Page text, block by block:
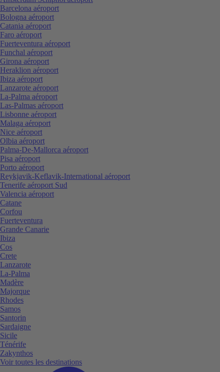
Barcelona aéroport
Bologna aéroport
Catania aéroport
Faro aéroport
Fuerteventura aéroport
Funchal aéroport
Girona aéroport
Heraklion aéroport
Ibiza aéroport
Lanzarote aéroport
La-Palma aéroport
Las-Palmas aéroport
Lisbonne aéroport
Malaga aéroport
Nice aéroport
Olbia aéroport
Palma-De-Mallorca aéroport
Pisa aéroport
Porto aéroport
Reykjavik-Keflavik-International aéroport
Tenerife aéroport Sud
Valencia aéroport
Catane
Corfou
Fuerteventura
Grande Canarie
Ibiza
Cos
Crete
Lanzarote
La-Palma
Madère
Majorque
Rhodes
Samos
Santorin
Sardaigne
Sicile
Ténérife
Zakynthos
Voir toutes les destinations